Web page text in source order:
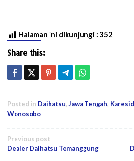
Halaman ini dikunjungi : 352
Share this:
Posted in Daihatsu, Jawa Tengah,
Wonosobo
Post
Previous post
Dealer Daihatsu Temanggung